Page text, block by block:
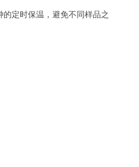
定时保温，避免不同样品之